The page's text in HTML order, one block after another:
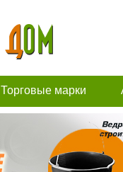
Торговые марки